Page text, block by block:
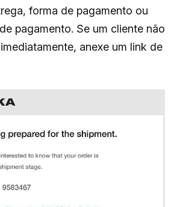
forma de pagamento ou
pagamento. Se um cliente não
anexe um link de